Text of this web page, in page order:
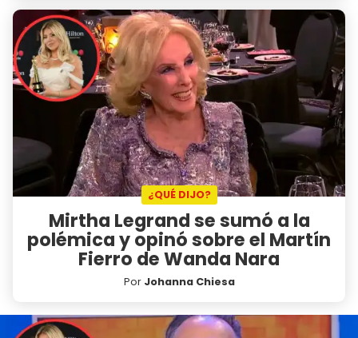
¿QUÉ DIJO?
Mirtha Legrand se sumó a la
polémica y opinó sobre el Martín
Fierro de Wanda Nara
Por Johanna Chiesa